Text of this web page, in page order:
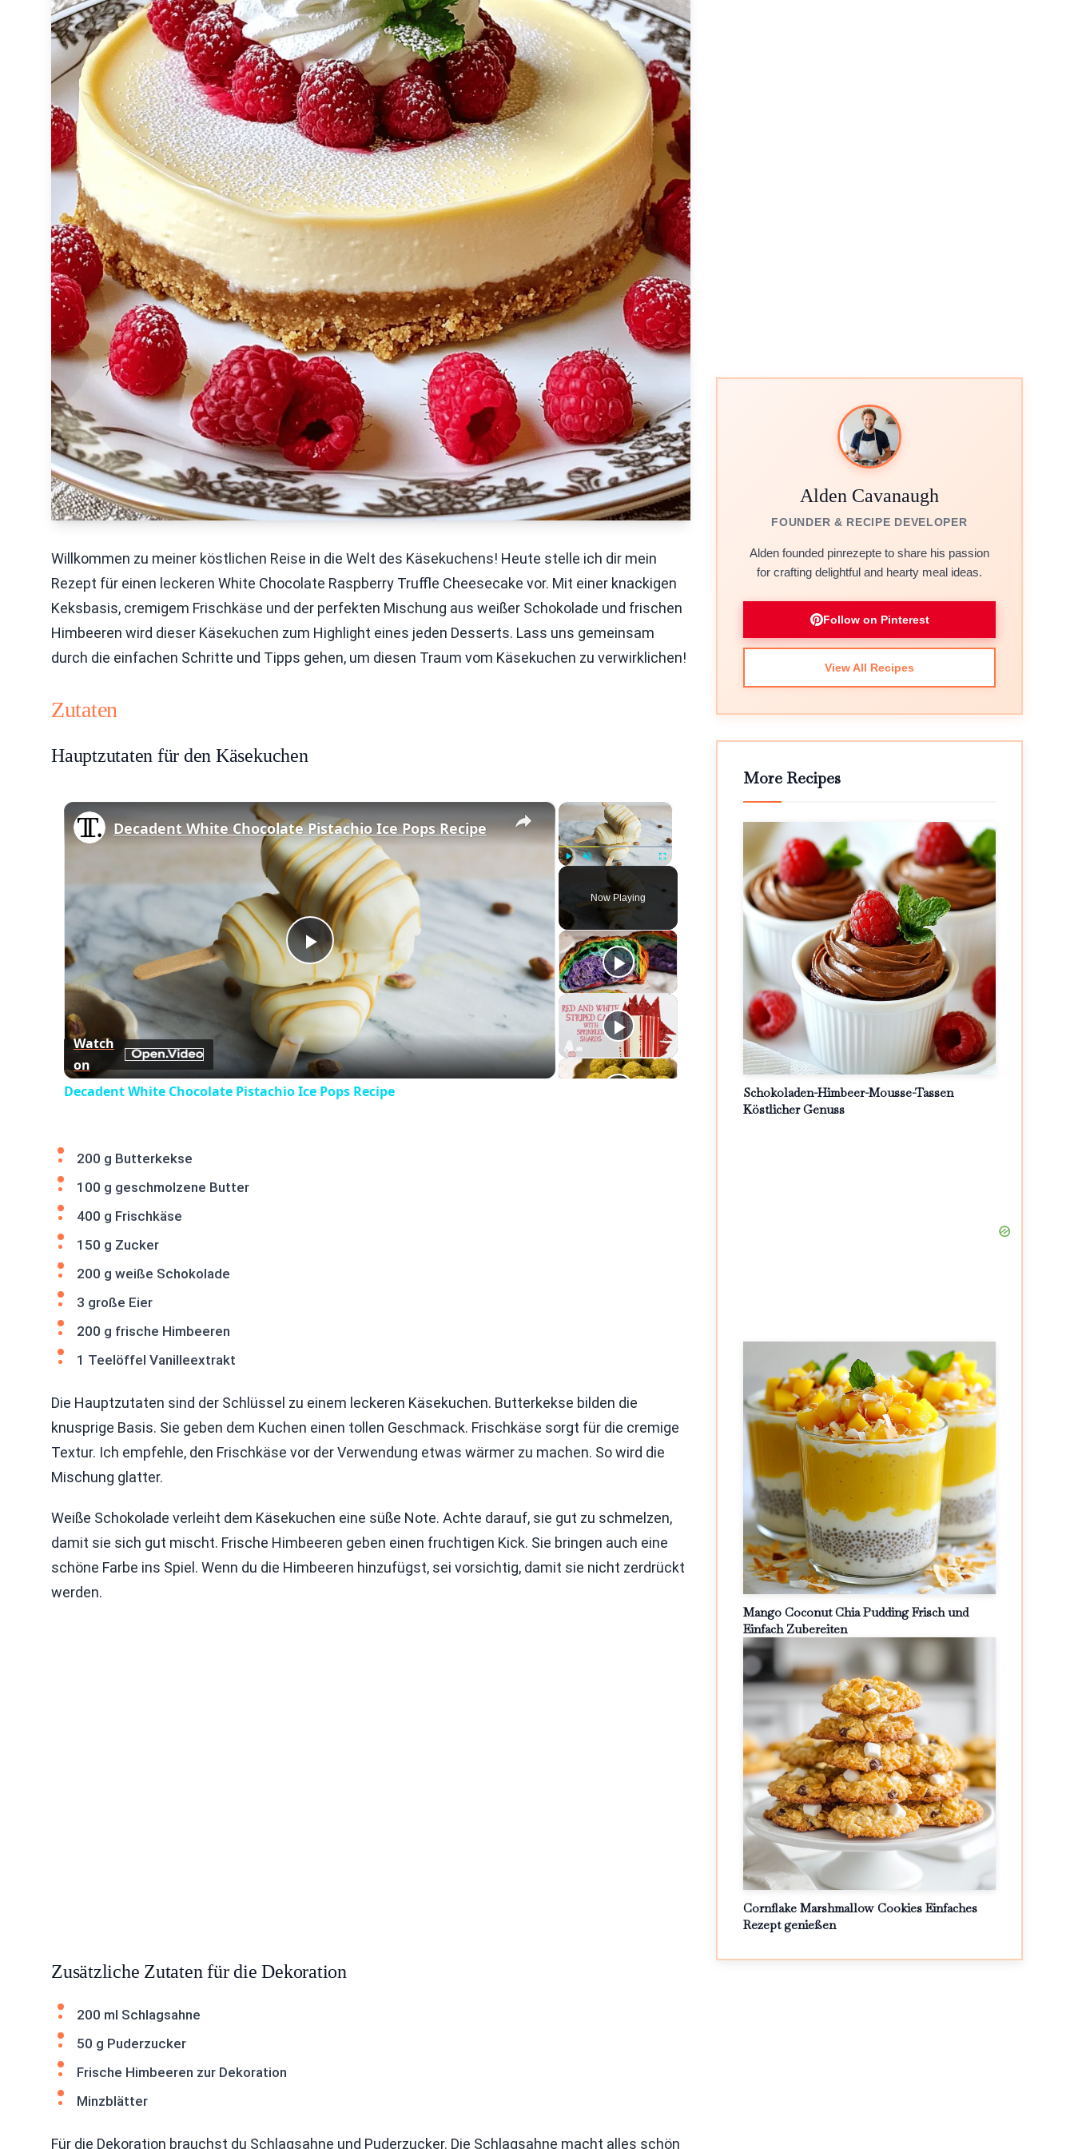
Willkommen zu meiner köstlichen Reise in die Welt des Käsekuchens! Heute stelle ich dir mein
Rezept für einen leckeren White Chocolate Raspberry Truffle Cheesecake vor. Mit einer knackigen
Keksbasis, cremigem Frischkäse und der perfekten Mischung aus weißer Schokolade und frischen
Himbeeren wird dieser Käsekuchen zum Highlight eines jeden Desserts. Lass uns gemeinsam
durch die einfachen Schritte und Tipps gehen, um diesen Traum vom Käsekuchen zu verwirklichen!
Zutaten
Hauptzutaten für den Käsekuchen
×
Fullscreen
Now Playing
×
Play
Video
Decadent White Chocolate Pistachio Ice Pops Recipe
Watch
on
Decadent White Chocolate Pistachio Ice Pops Recipe
200 g Butterkekse
100 g geschmolzene Butter
400 g Frischkäse
150 g Zucker
200 g weiße Schokolade
3 große Eier
200 g frische Himbeeren
1 Teelöffel Vanilleextrakt
Die Hauptzutaten sind der Schlüssel zu einem leckeren Käsekuchen. Butterkekse bilden die
knusprige Basis. Sie geben dem Kuchen einen tollen Geschmack. Frischkäse sorgt für die cremige
Textur. Ich empfehle, den Frischkäse vor der Verwendung etwas wärmer zu machen. So wird die
Mischung glatter.
Weiße Schokolade verleiht dem Käsekuchen eine süße Note. Achte darauf, sie gut zu schmelzen,
damit sie sich gut mischt. Frische Himbeeren geben einen fruchtigen Kick. Sie bringen auch eine
schöne Farbe ins Spiel. Wenn du die Himbeeren hinzufügst, sei vorsichtig, damit sie nicht zerdrückt
werden.
Zusätzliche Zutaten für die Dekoration
200 ml Schlagsahne
50 g Puderzucker
Frische Himbeeren zur Dekoration
Minzblätter
Für die Dekoration brauchst du Schlagsahne und Puderzucker. Die Schlagsahne macht alles schön
Alden Cavanaugh
FOUNDER & RECIPE DEVELOPER
Alden founded pinrezepte to share his passion
for crafting delightful and hearty meal ideas.
Follow on Pinterest
View All Recipes
More Recipes
Schokoladen-Himbeer-Mousse-Tassen
Köstlicher Genuss
Mango Coconut Chia Pudding Frisch und
Einfach Zubereiten
Cornflake Marshmallow Cookies Einfaches
Rezept genießen